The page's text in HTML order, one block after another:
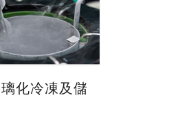
化冷凍及儲